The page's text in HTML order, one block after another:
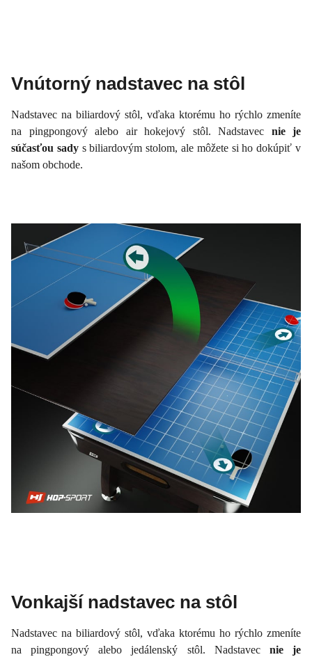
Vnútorný nadstavec na stôl
Nadstavec na biliardový stôl, vďaka ktorému ho rýchlo zmeníte
na pingpongový alebo air hokejový stôl. Nadstavec nie je
súčasťou sady s biliardovým stolom, ale môžete si ho dokúpiť v
našom obchode.
Vonkajší nadstavec na stôl
Nadstavec na biliardový stôl, vďaka ktorému ho rýchlo zmeníte
na pingpongový alebo jedálenský stôl. Nadstavec nie je